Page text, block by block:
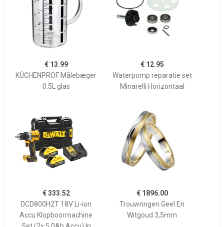
€ 13.99
KÜCHENPROF Målebæger
0.5L glas
€ 12.95
Waterpomp reparatie set
Minarelli Horizontaal
€ 333.52
DCD800H2T 18V Li-ion
Accu Klopboormachine
€ 1896.00
Trouwringen Geel En
Witgoud 3,5mm